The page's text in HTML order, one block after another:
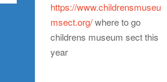
https://www.childrensmuseu
msect.org/where to go
childrens museum sect this
year